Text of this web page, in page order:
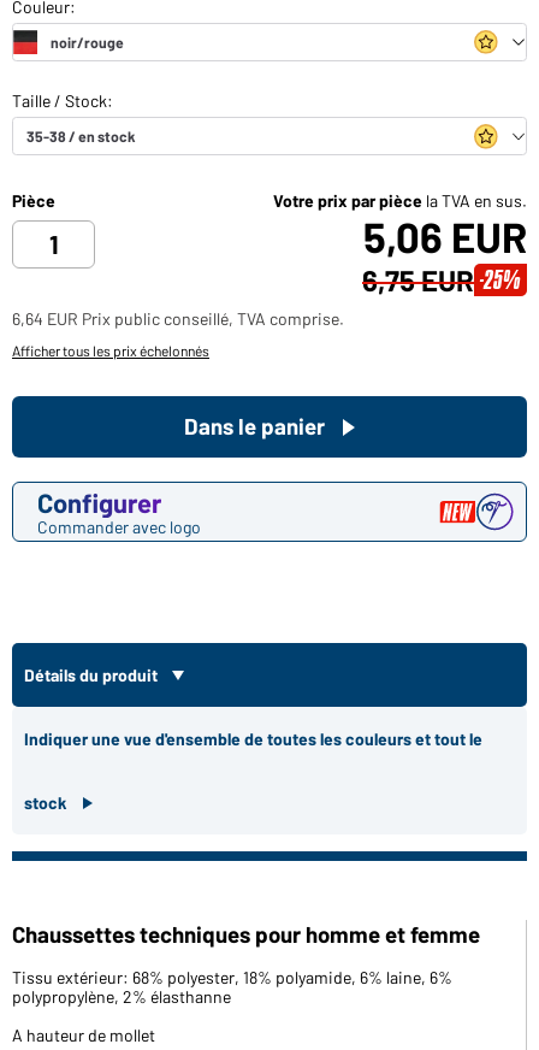
Pièce Votre prix par pièce la TVA en sus.
5,06 EUR
6,75 EUR -25%
6,64 EUR Prix public conseillé, TVA comprise.
Afficher tous les prix échelonnés
Configurer
Commander avec logo
Dans le panier
Détails du produit
Indiquer une vue d'ensemble de toutes les couleurs et tout le
stock
Chaussettes techniques pour homme et femme
Tissu extérieur: 68% polyester, 18% polyamide, 6% laine, 6%
polypropylène, 2% élasthanne
A hauteur de mollet